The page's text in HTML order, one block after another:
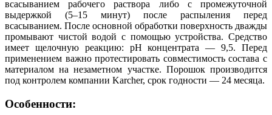
всасыванием рабочего раствора либо с промежуточной
выдержкой (5–15 минут) после распыления перед
всасыванием. После основной обработки поверхность дважды
промывают чистой водой с помощью устройства. Средство
имеет щелочную реакцию: pH концентрата — 9,5. Перед
применением важно протестировать совместимость состава с
материалом на незаметном участке. Порошок производится
под контролем компании Karcher, срок годности — 24 месяца.
Особенности: